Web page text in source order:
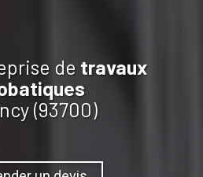
de travaux
(93700)